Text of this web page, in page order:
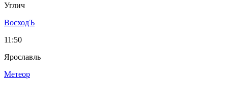
Углич
ВосходЪ
11:50
Ярославль
Метеор